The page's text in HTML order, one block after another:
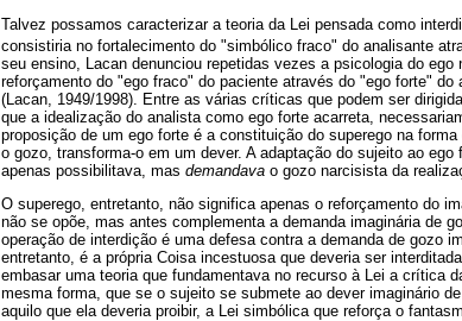
Talvez possamos caracterizar a teoria da Lei pensada como
consistiria no fortalecimento do "simbólico fraco" do analisante
seu ensino, Lacan denunciou repetidas vezes a psicologia do
reforçamento do "ego fraco" do paciente através do "ego forte"
(Lacan, 1949/1998). Entre as várias críticas que podem ser
que a idealização do analista como ego forte acarreta,
proposição de um ego forte é a constituição do superego na
o gozo, transforma-o em um dever. A adaptação do sujeito ao
apenas possibilitava, mas demandava o gozo narcisista da
O superego, entretanto, não significa apenas o reforçamento do
não se opõe, mas antes complementa a demanda imaginária de
operação de interdição é uma defesa contra a demanda de gozo
entretanto, é a própria Coisa incestuosa que deveria ser
embasar uma teoria que fundamentava no recurso à Lei a crítica
mesma forma, que se o sujeito se submete ao dever imaginário
aquilo que ela deveria proibir, a Lei simbólica que reforça o